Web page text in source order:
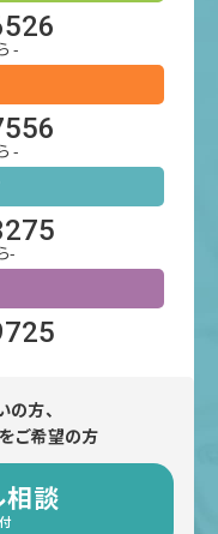
-
-
-
方、
ご希望の方
談